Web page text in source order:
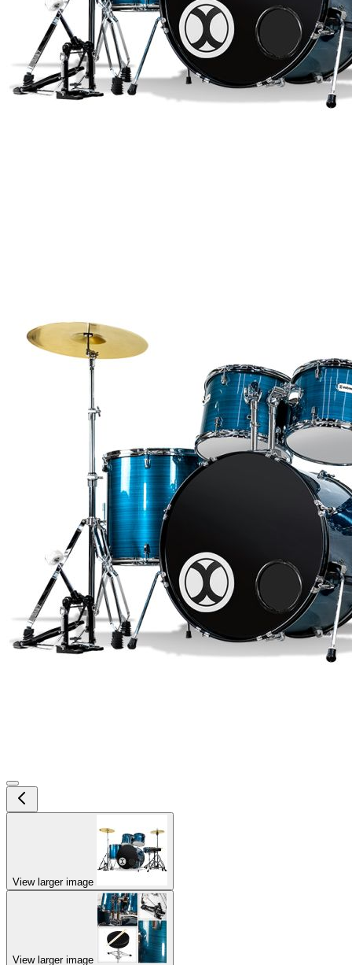
View larger image
View larger image